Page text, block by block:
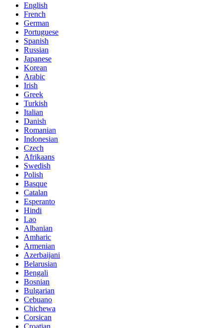
English
French
German
Portuguese
Spanish
Russian
Japanese
Korean
Arabic
Irish
Greek
Turkish
Italian
Danish
Romanian
Indonesian
Czech
Afrikaans
Swedish
Polish
Basque
Catalan
Esperanto
Hindi
Lao
Albanian
Amharic
Armenian
Azerbaijani
Belarusian
Bengali
Bosnian
Bulgarian
Cebuano
Chichewa
Corsican
Croatian